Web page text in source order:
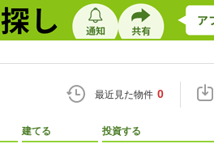
最近見た物件 0
建てる 投資する